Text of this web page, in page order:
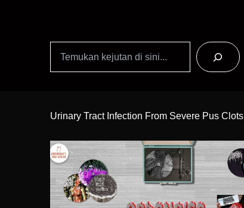
Urinary Tract Infection From Severe Pus Clots